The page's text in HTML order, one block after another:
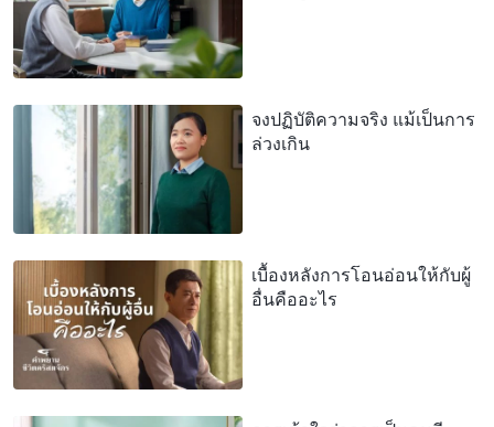
จงปฏิบัติความจริง แม้เป็นการ
ล่วงเกิน
เบื้องหลังการโอนอ่อนให้กับผู้
อื่นคืออะไร